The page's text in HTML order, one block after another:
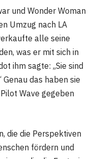
und Wonder Woman
Umzug nach LA
alle seine
was er mit sich in
ihm sagte: „Sie sind
das haben sie
Wave gegeben
die die Perspektiven
fördern und